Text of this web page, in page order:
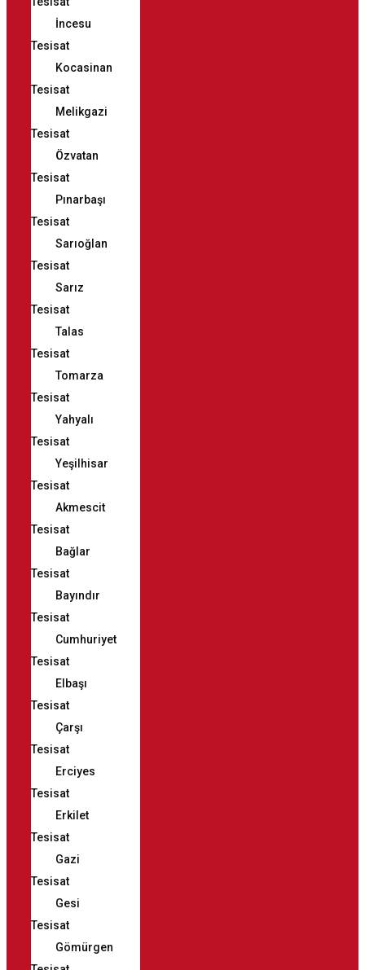
İncesu
Tesisat
Kocasinan
Tesisat
Melikgazi
Tesisat
Özvatan
Tesisat
Pınarbaşı
Tesisat
Sarıoğlan
Tesisat
Sarız
Tesisat
Talas
Tesisat
Tomarza
Tesisat
Yahyalı
Tesisat
Yeşilhisar
Tesisat
Akmescit
Tesisat
Bağlar
Tesisat
Bayındır
Tesisat
Cumhuriyet
Tesisat
Elbaşı
Tesisat
Çarşı
Tesisat
Erciyes
Tesisat
Erkilet
Tesisat
Gazi
Tesisat
Gesi
Tesisat
Gömürgen